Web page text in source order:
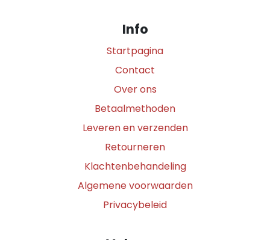
Info
Startpagina
Contact
Over ons
Betaalmethoden
Leveren en verzenden
Retourneren
Klachtenbehandeling
Algemene voorwaarden
Privacybeleid